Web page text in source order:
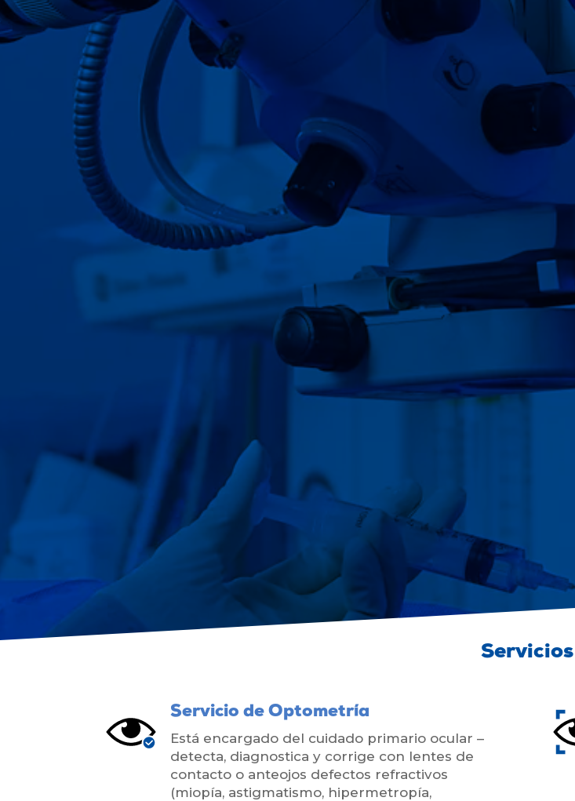
Servicios
Servicio de Optometría
Está encargado del cuidado primario ocular –
detecta, diagnostica y corrige con lentes de
contacto o anteojos defectos refractivos
(miopía, astigmatismo, hipermetropía,